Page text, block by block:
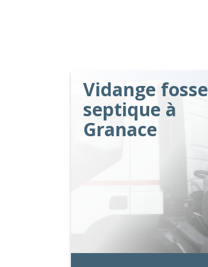
Vidange fosse
septique à
Granace